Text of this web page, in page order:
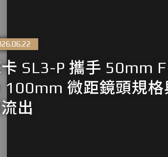
SL3-P 攜手 50mm
100mm 微距鏡頭規格
出